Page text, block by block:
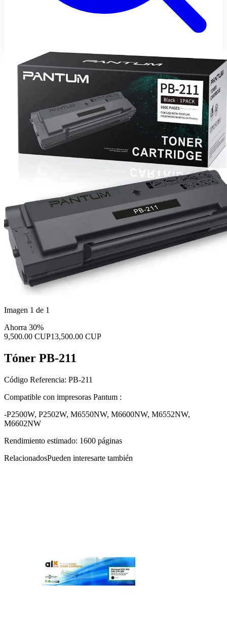
Imagen 1 de 1
Ahorra 30%
9,500.00 CUP13,500.00 CUP
Tóner PB-211
Código Referencia: PB-211
Compatible con impresoras Pantum :
-P2500W, P2502W, M6550NW, M6600NW, M6552NW,
M6602NW
Rendimiento estimado: 1600 páginas
RelacionadosPueden interesarte también